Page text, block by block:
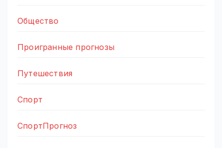
Общество
Проигранные прогнозы
Путешествия
Спорт
СпортПрогноз